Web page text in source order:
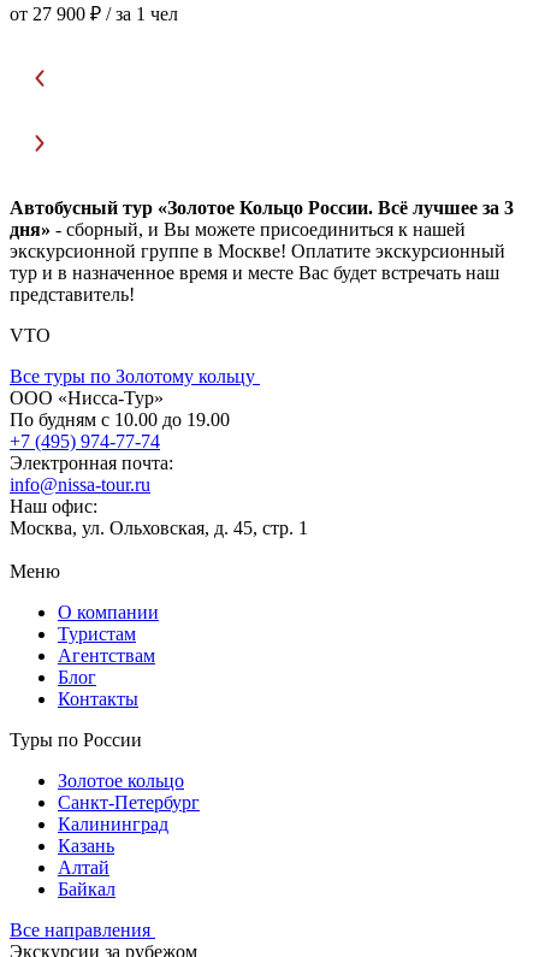
от 27 900 ₽ / за 1 чел
Автобусный тур «Золотое Кольцо России. Всё лучшее за 3
дня» - сборный, и Вы можете присоединиться к нашей
экскурсионной группе в Москве! Оплатите экскурсионный
тур и в назначенное время и месте Вас будет встречать наш
представитель!
VTO
Все туры по Золотому кольцу
ООО «Нисса-Тур»
По будням с 10.00 до 19.00
+7 (495) 974-77-74
Электронная почта:
info@nissa-tour.ru
Наш офис:
Москва, ул. Ольховская, д. 45, стр. 1
Меню
О компании
Туристам
Агентствам
Блог
Контакты
Туры по России
Золотое кольцо
Санкт-Петербург
Калининград
Казань
Алтай
Байкал
Все направления
Экскурсии за рубежом